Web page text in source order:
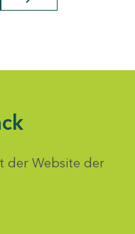
der Website der
auswählen